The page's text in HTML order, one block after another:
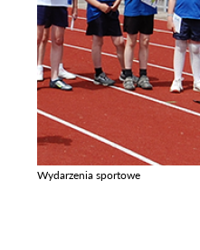
Wydarzenia sportowe